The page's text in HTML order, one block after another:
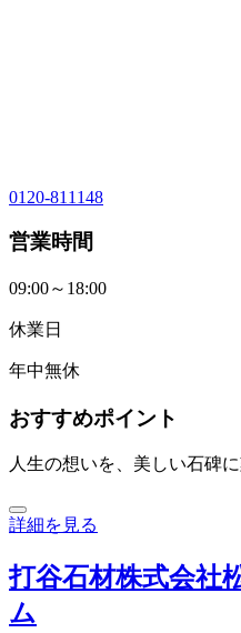
0120-811148
営業時間
09:00～18:00
休業日
年中無休
おすすめポイント
人生の想いを、美しい石碑
詳細を見る
打谷石材株式会社
ム